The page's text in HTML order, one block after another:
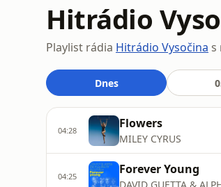
Hitrádio
Playlist rádia Hitrádio Vysočina s
Dnes
04:28 Flowers
MILEY CYRUS
04:25 Forever Young